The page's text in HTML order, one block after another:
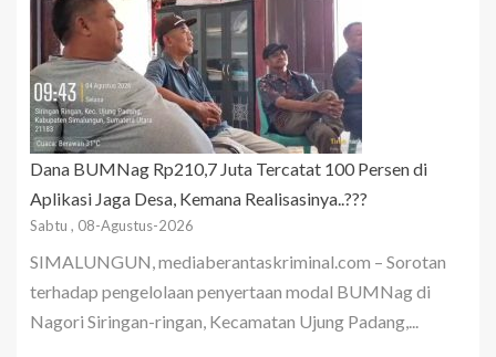
Dana BUMNag Rp210,7 Juta Tercatat 100 Persen di
Aplikasi Jaga Desa, Kemana Realisasinya..???
Sabtu , 08-Agustus-2026
SIMALUNGUN, mediaberantaskriminal.com – Sorotan
terhadap pengelolaan penyertaan modal BUMNag di
Nagori Siringan-ringan, Kecamatan Ujung Padang,...